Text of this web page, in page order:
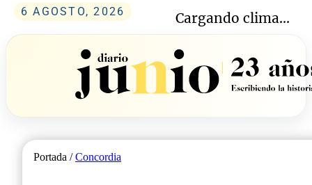
6 AGOSTO, 2026 Cargando clima...
Portada /Concordia